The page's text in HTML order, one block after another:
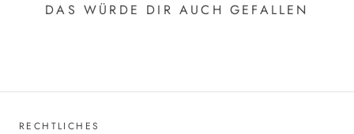
DAS WÜRDE DIR AUCH GEFALLEN
RECHTLICHES